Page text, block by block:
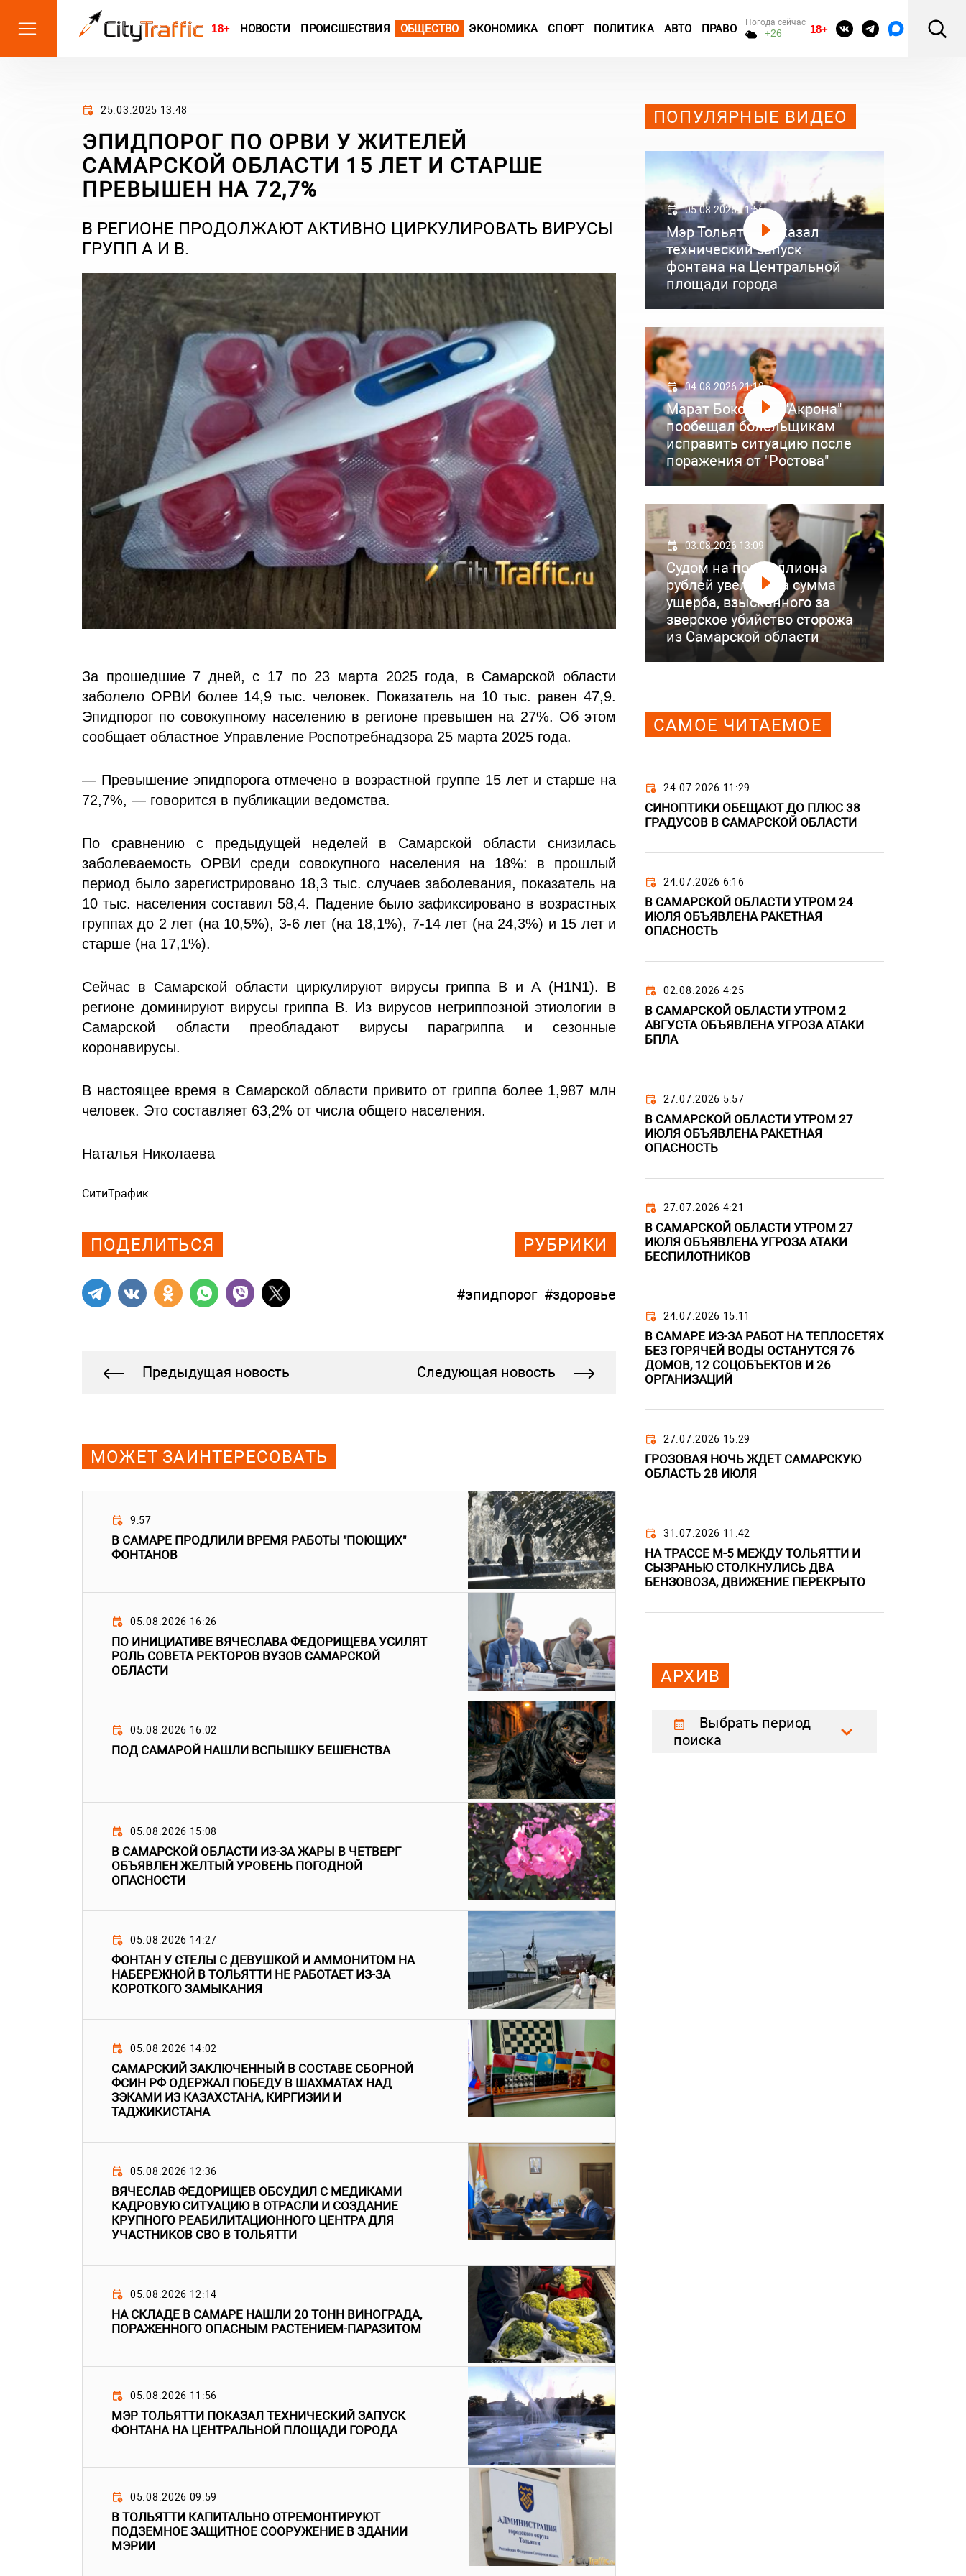
18+ НОВОСТИ ПРОИСШЕСТВИЯ ОБЩЕСТВО ЭКОНОМИКА СПОРТ ПОЛИТИКА АВТО ПРАВО Погода сейчас
+26 18+
25.03.2025 13:48
ЭПИДПОРОГ ПО ОРВИ У ЖИТЕЛЕЙ
САМАРСКОЙ ОБЛАСТИ 15 ЛЕТ И СТАРШЕ
ПРЕВЫШЕН НА 72,7%
В РЕГИОНЕ ПРОДОЛЖАЮТ АКТИВНО ЦИРКУЛИРОВАТЬ ВИРУСЫ
ГРУПП А И В.
За прошедшие 7 дней, с 17 по 23 марта 2025 года, в Самарской области
заболело ОРВИ более 14,9 тыс. человек. Показатель на 10 тыс. равен 47,9.
Эпидпорог по совокупному населению в регионе превышен на 27%. Об этом
сообщает областное Управление Роспотребнадзора 25 марта 2025 года.
— Превышение эпидпорога отмечено в возрастной группе 15 лет и старше на
72,7%, — говорится в публикации ведомства.
По сравнению с предыдущей неделей в Самарской области снизилась
заболеваемость ОРВИ среди совокупного населения на 18%: в прошлый
период было зарегистрировано 18,3 тыс. случаев заболевания, показатель на
10 тыс. населения составил 58,4. Падение было зафиксировано в возрастных
группах до 2 лет (на 10,5%), 3-6 лет (на 18,1%), 7-14 лет (на 24,3%) и 15 лет и
старше (на 17,1%).
Сейчас в Самарской области циркулируют вирусы гриппа В и А (H1N1). В
регионе доминируют вирусы гриппа B. Из вирусов негриппозной этиологии в
Самарской области преобладают вирусы парагриппа и сезонные
коронавирусы.
В настоящее время в Самарской области привито от гриппа более 1,987 млн
человек. Это составляет 63,2% от числа общего населения.
Наталья Николаева
СитиТрафик
ПОДЕЛИТЬСЯ РУБРИКИ
#эпидпорог #здоровье
Предыдущая новость Следующая новость
МОЖЕТ ЗАИНТЕРЕСОВАТЬ
9:57
В САМАРЕ ПРОДЛИЛИ ВРЕМЯ РАБОТЫ "ПОЮЩИХ"
ФОНТАНОВ
05.08.2026 16:26
ПО ИНИЦИАТИВЕ ВЯЧЕСЛАВА ФЕДОРИЩЕВА УСИЛЯТ
РОЛЬ СОВЕТА РЕКТОРОВ ВУЗОВ САМАРСКОЙ
ОБЛАСТИ
05.08.2026 16:02
ПОД САМАРОЙ НАШЛИ ВСПЫШКУ БЕШЕНСТВА
05.08.2026 15:08
В САМАРСКОЙ ОБЛАСТИ ИЗ-ЗА ЖАРЫ В ЧЕТВЕРГ
ОБЪЯВЛЕН ЖЕЛТЫЙ УРОВЕНЬ ПОГОДНОЙ
ОПАСНОСТИ
05.08.2026 14:27
ФОНТАН У СТЕЛЫ С ДЕВУШКОЙ И АММОНИТОМ НА
НАБЕРЕЖНОЙ В ТОЛЬЯТТИ НЕ РАБОТАЕТ ИЗ-ЗА
КОРОТКОГО ЗАМЫКАНИЯ
05.08.2026 14:02
САМАРСКИЙ ЗАКЛЮЧЕННЫЙ В СОСТАВЕ СБОРНОЙ
ФСИН РФ ОДЕРЖАЛ ПОБЕДУ В ШАХМАТАХ НАД
ЗЭКАМИ ИЗ КАЗАХСТАНА, КИРГИЗИИ И
ТАДЖИКИСТАНА
05.08.2026 12:36
ВЯЧЕСЛАВ ФЕДОРИЩЕВ ОБСУДИЛ С МЕДИКАМИ
КАДРОВУЮ СИТУАЦИЮ В ОТРАСЛИ И СОЗДАНИЕ
КРУПНОГО РЕАБИЛИТАЦИОННОГО ЦЕНТРА ДЛЯ
УЧАСТНИКОВ СВО В ТОЛЬЯТТИ
05.08.2026 12:14
НА СКЛАДЕ В САМАРЕ НАШЛИ 20 ТОНН ВИНОГРАДА,
ПОРАЖЕННОГО ОПАСНЫМ РАСТЕНИЕМ-ПАРАЗИТОМ
05.08.2026 11:56
МЭР ТОЛЬЯТТИ ПОКАЗАЛ ТЕХНИЧЕСКИЙ ЗАПУСК
ФОНТАНА НА ЦЕНТРАЛЬНОЙ ПЛОЩАДИ ГОРОДА
05.08.2026 09:59
В ТОЛЬЯТТИ КАПИТАЛЬНО ОТРЕМОНТИРУЮТ
ПОДЗЕМНОЕ ЗАЩИТНОЕ СООРУЖЕНИЕ В ЗДАНИИ
МЭРИИ
ПОПУЛЯРНЫЕ ВИДЕО
05.08.2026 11:56
Мэр Тольятти показал
технический запуск
фонтана на Центральной
площади города
04.08.2026 21:18
Марат Бокоев из "Акрона"
пообещал болельщикам
исправить ситуацию после
поражения от "Ростова"
03.08.2026 13:09
Судом на полмиллиона
рублей увеличена сумма
ущерба, взысканного за
зверское убийство сторожа
из Самарской области
САМОЕ ЧИТАЕМОЕ
24.07.2026 11:29
СИНОПТИКИ ОБЕЩАЮТ ДО ПЛЮС 38
ГРАДУСОВ В САМАРСКОЙ ОБЛАСТИ
24.07.2026 6:16
В САМАРСКОЙ ОБЛАСТИ УТРОМ 24
ИЮЛЯ ОБЪЯВЛЕНА РАКЕТНАЯ
ОПАСНОСТЬ
02.08.2026 4:25
В САМАРСКОЙ ОБЛАСТИ УТРОМ 2
АВГУСТА ОБЪЯВЛЕНА УГРОЗА АТАКИ
БПЛА
27.07.2026 5:57
В САМАРСКОЙ ОБЛАСТИ УТРОМ 27
ИЮЛЯ ОБЪЯВЛЕНА РАКЕТНАЯ
ОПАСНОСТЬ
27.07.2026 4:21
В САМАРСКОЙ ОБЛАСТИ УТРОМ 27
ИЮЛЯ ОБЪЯВЛЕНА УГРОЗА АТАКИ
БЕСПИЛОТНИКОВ
24.07.2026 15:11
В САМАРЕ ИЗ-ЗА РАБОТ НА ТЕПЛОСЕТЯХ
БЕЗ ГОРЯЧЕЙ ВОДЫ ОСТАНУТСЯ 76
ДОМОВ, 12 СОЦОБЪЕКТОВ И 26
ОРГАНИЗАЦИЙ
27.07.2026 15:29
ГРОЗОВАЯ НОЧЬ ЖДЕТ САМАРСКУЮ
ОБЛАСТЬ 28 ИЮЛЯ
31.07.2026 11:42
НА ТРАССЕ М-5 МЕЖДУ ТОЛЬЯТТИ И
СЫЗРАНЬЮ СТОЛКНУЛИСЬ ДВА
БЕНЗОВОЗА, ДВИЖЕНИЕ ПЕРЕКРЫТО
АРХИВ
Выбрать период
поиска